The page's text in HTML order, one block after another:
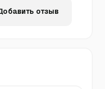
отзыв